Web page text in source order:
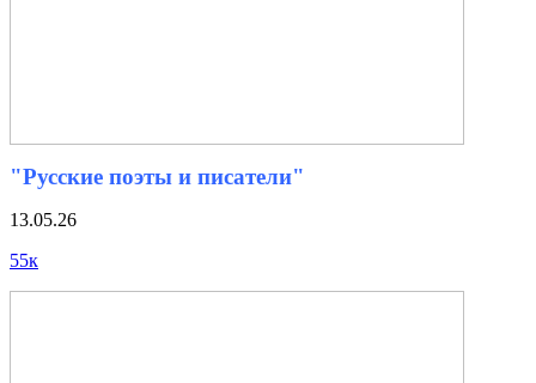
"Русские поэты и писатели"
13.05.26
55к